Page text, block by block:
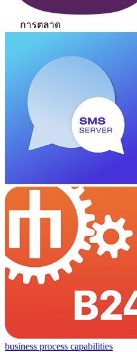
การตลาด
business process capabilities